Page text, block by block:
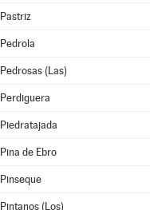
Pastriz
Pedrola
Pedrosas (Las)
Perdiguera
Piedratajada
Pina de Ebro
Pinseque
Pintanos (Los)